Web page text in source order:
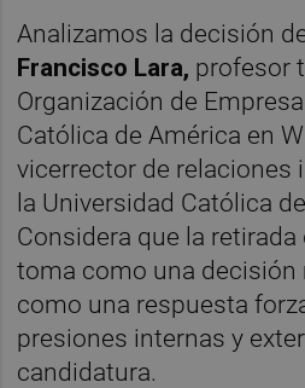
Analizamos la decisión
Francisco Lara, profesor
Organización de
Católica de América en
vicerrector de relaciones
la Universidad Católica
Considera que la retirada
toma como una decisión
como una respuesta
presiones internas y
candidatura.